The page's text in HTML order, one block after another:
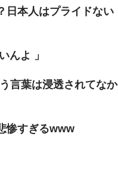
日本人はプライドない
んよ 」
言葉は浸透されてなか
惨すぎるwww